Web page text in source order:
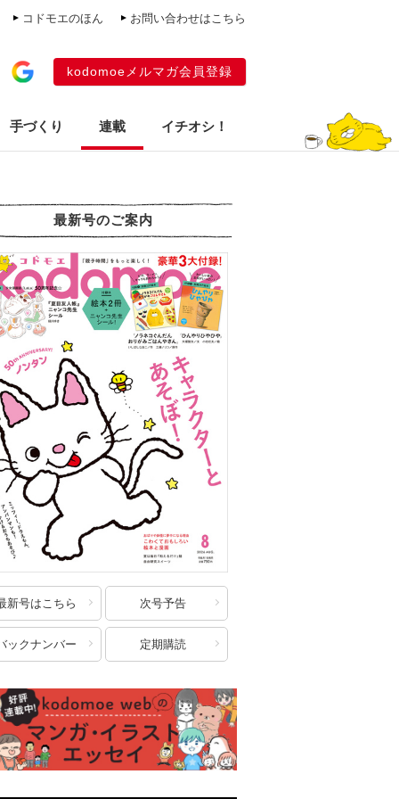
コドモエのほん お問い合わせはこちら
kodomoeメルマガ会員登録
手づくり 連載 イチオシ！
最新号のご案内
新号はこちら 次号予告
ックナンバー 定期購読